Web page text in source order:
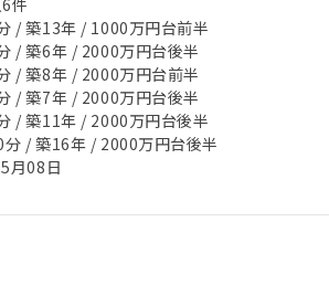
件
/ 築13年 / 1000万円台前半
/ 築6年 / 2000万円台後半
/ 築8年 / 2000万円台前半
/ 築7年 / 2000万円台後半
/ 築11年 / 2000万円台後半
分 / 築16年 / 2000万円台後半
月08日